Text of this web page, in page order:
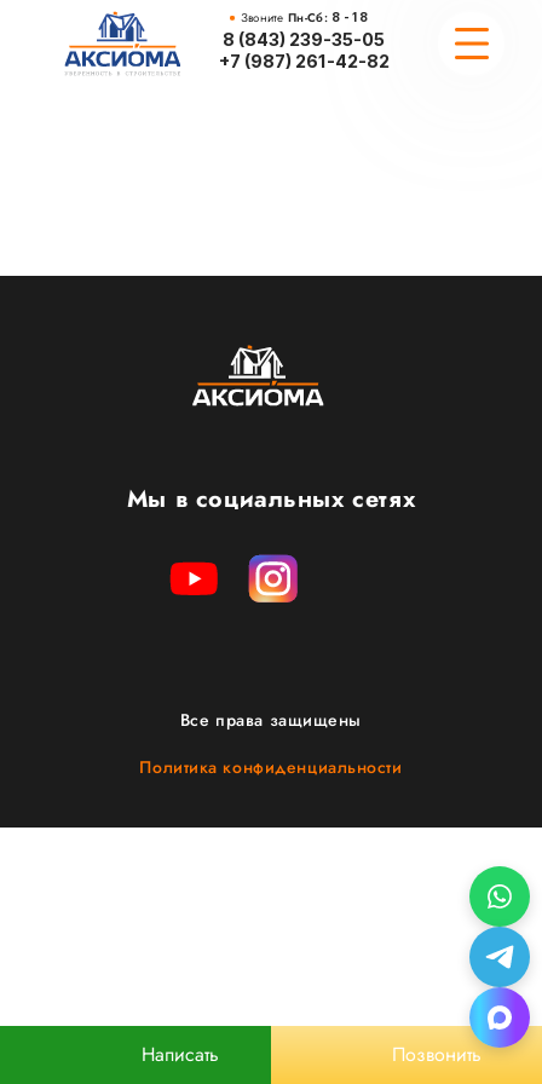
ЗвонитеПн-Сб: 8 - 18
8 (843) 239-35-05
+7 (987) 261-42-82
ПРОЕКТЫ
Мы в социальных сетях
Все права защищены
Политика конфиденциальности
Написать Позвонить